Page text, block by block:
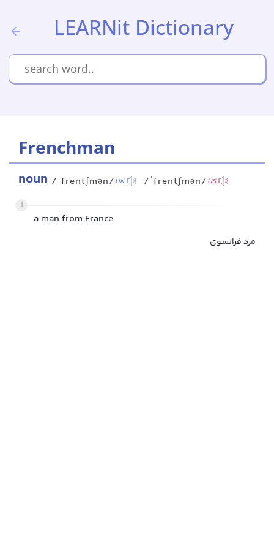
LEARNit Dictionary
Frenchman
noun /ˈfrentʃmən/UK /ˈfrentʃmən/US
1
a man from France
مرد فرانسوی